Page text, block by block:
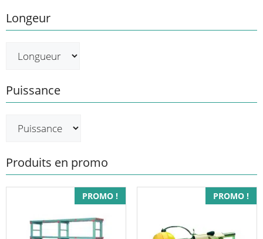
Longeur
Puissance
Produits en promo
PROMO ! PROMO !